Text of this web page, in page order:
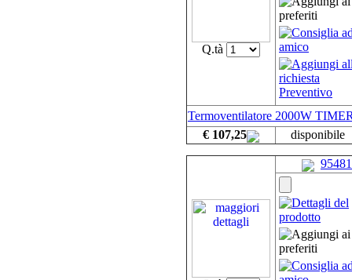
Q.tà
Termoventilatore 2000W
€ 107,25
disponibile
95481